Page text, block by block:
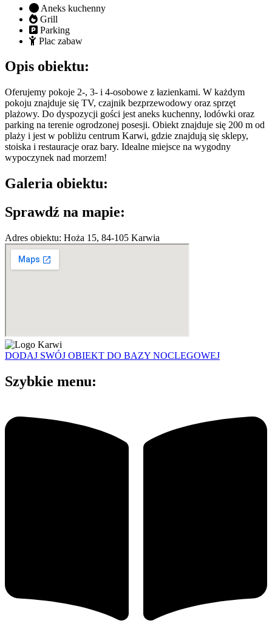
Aneks kuchenny
Grill
Parking
Plac zabaw
Opis obiektu:
Oferujemy pokoje 2-, 3- i 4-osobowe z łazienkami. W każdym
pokoju znajduje się TV, czajnik bezprzewodowy oraz sprzęt
plażowy. Do dyspozycji gości jest aneks kuchenny, lodówki oraz
parking na terenie ogrodzonej posesji. Obiekt znajduje się 200 m od
plaży i jest w pobliżu centrum Karwi, gdzie znajdują się sklepy,
stoiska i restauracje oraz bary. Idealne miejsce na wygodny
wypoczynek nad morzem!
Galeria obiektu:
Sprawdź na mapie:
Adres obiektu: Hoża 15, 84-105 Karwia
DODAJ SWÓJ OBIEKT DO BAZY NOCLEGOWEJ
Szybkie menu: